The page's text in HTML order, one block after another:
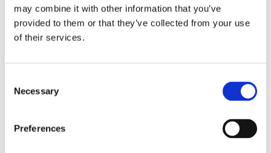
may combine it with other information that you’ve
provided to them or that they’ve collected from your use
of their services.
Selection
Necessary
Preferences